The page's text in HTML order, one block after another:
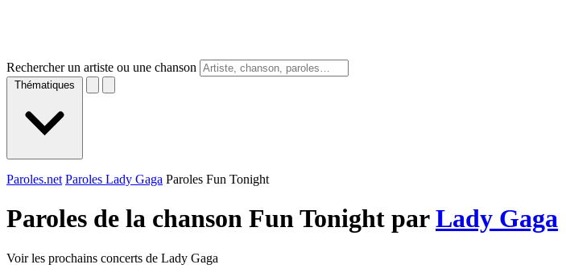
Rechercher un artiste ou une chanson
Thématiques
Paroles.net Paroles Lady Gaga Paroles Fun Tonight
Paroles de la chanson Fun Tonight parLady Gaga
Voir les prochains concerts de Lady Gaga